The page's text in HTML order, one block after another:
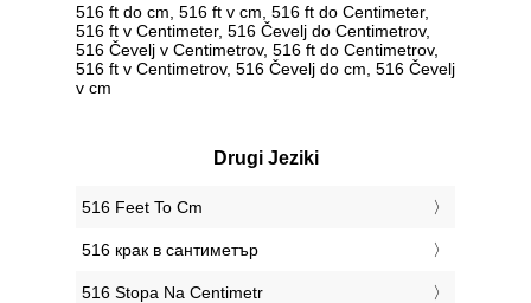
516 ft do cm, 516 ft v cm, 516 ft do Centimeter,
516 ft v Centimeter, 516 Čevelj do Centimetrov,
516 Čevelj v Centimetrov, 516 ft do Centimetrov,
516 ft v Centimetrov, 516 Čevelj do cm, 516 Čevelj
v cm
Drugi Jeziki
‎516 Feet To Cm
‎516 крак в сантиметър
‎516 Stopa Na Centimetr